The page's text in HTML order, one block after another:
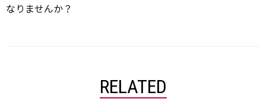
なりませんか？
RELATED